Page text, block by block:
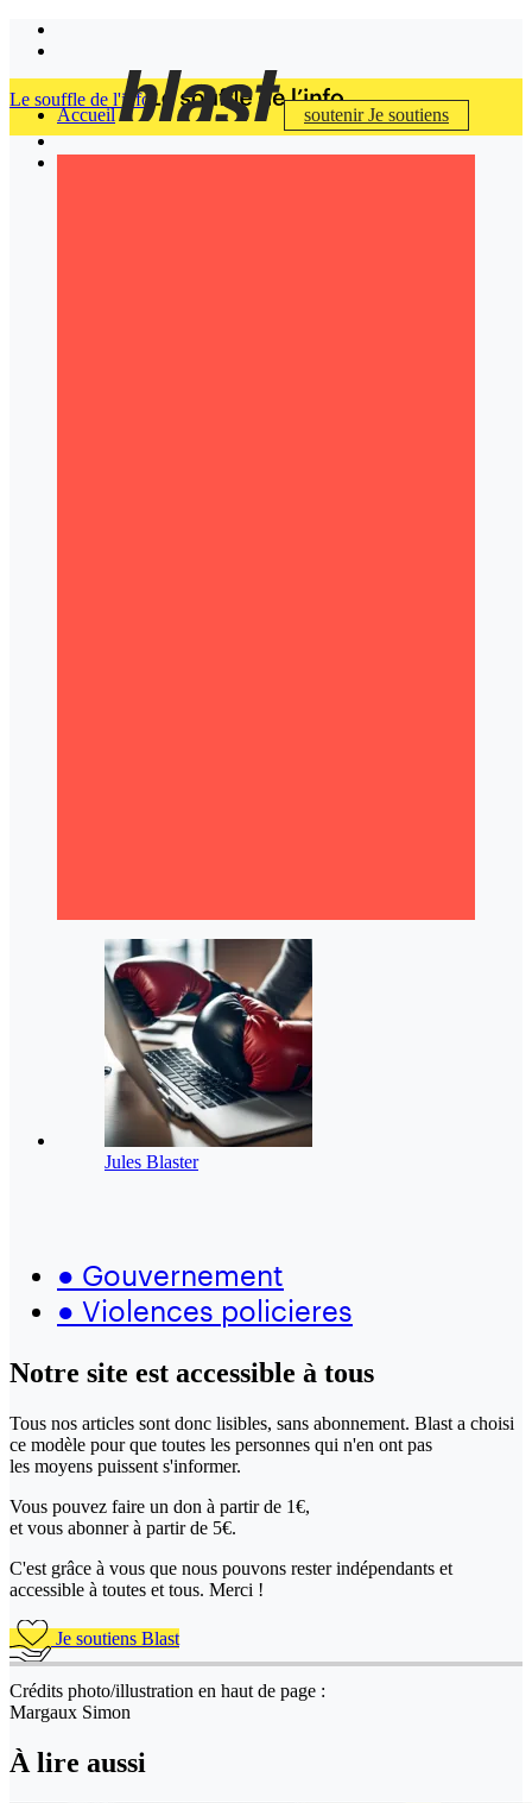
Accueil soutenirJe soutiens
Le souffle de l'info
Jules Blaster
● Gouvernement
● Violences policieres
Notre site est accessible à tous
Tous nos articles sont donc lisibles, sans abonnement. Blast a choisi
ce modèle pour que toutes les personnes qui n'en ont pas
les moyens puissent s'informer.
Vous pouvez faire un don à partir de 1€,
et vous abonner à partir de 5€.
C'est grâce à vous que nous pouvons rester indépendants et
accessible à toutes et tous. Merci !
Je soutiens Blast
Crédits photo/illustration en haut de page :
Margaux Simon
À lire aussi